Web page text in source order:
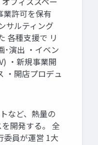
許可を保有
サルティング
各種支援で リ
･演出 ・イベン
・新規事業開
・開店プロデュ
など、熱量の
開発する。 全
委員が運営 1大